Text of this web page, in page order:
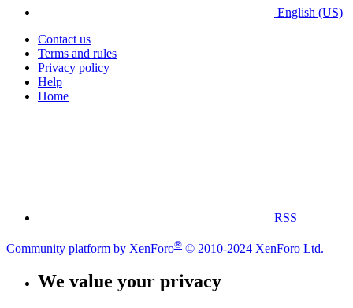
English (US)
Contact us
Terms and rules
Privacy policy
Help
Home
RSS
Community platform by XenForo® © 2010-2024 XenForo Ltd.
We value your privacy